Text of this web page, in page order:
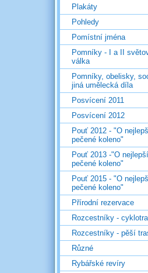
Plakáty
Pohledy
Pomístní jména
Pomníky - I a II
válka
Pomníky, obelisky,
jiná umělecká díla
Posvícení 2011
Posvícení 2012
Pouť 2012 - "O
pečené koleno"
Pouť 2013 -"O nejlepší
pečené koleno"
Pouť 2015 - "O
pečené koleno"
Přírodní rezervace
Rozcestníky -
Rozcestníky - pěší
Různé
Rybářské revíry